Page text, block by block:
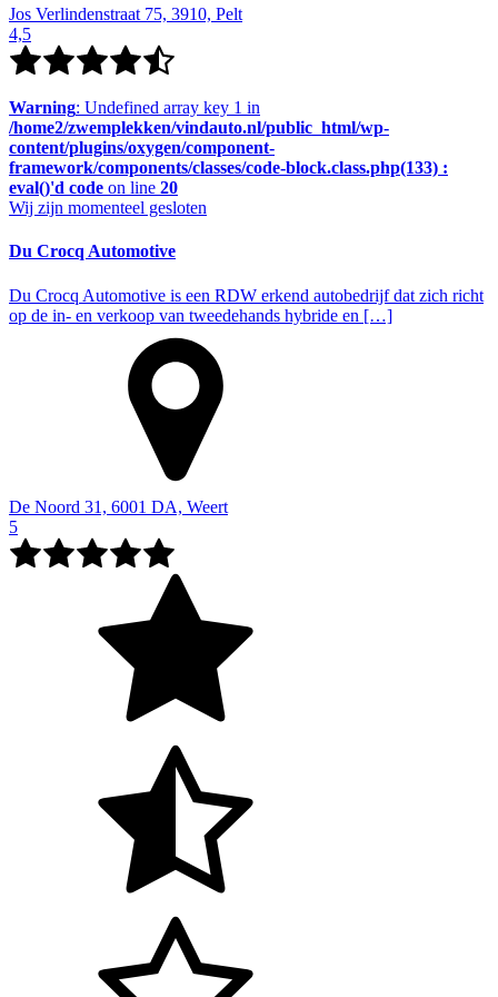
Jos Verlindenstraat 75, 3910, Pelt
4,5
Warning: Undefined array key 1 in
/home2/zwemplekken/vindauto.nl/public_html/wp-
content/plugins/oxygen/component-
framework/components/classes/code-block.class.php(133) :
eval()'d code on line 20
Wij zijn momenteel gesloten
Du Crocq Automotive
Du Crocq Automotive is een RDW erkend autobedrijf dat zich richt
op de in- en verkoop van tweedehands hybride en […]
De Noord 31, 6001 DA, Weert
5